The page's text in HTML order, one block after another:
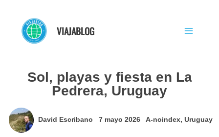
contenido
VIAJABLOG
Sol, playas y fiesta en La
Pedrera, Uruguay
David Escribano 7 mayo 2026 A-noindex, Uruguay